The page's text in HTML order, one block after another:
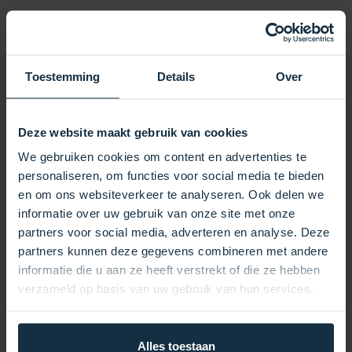
Toestemming Details Over
Deze website maakt gebruik van cookies
We gebruiken cookies om content en advertenties te
personaliseren, om functies voor social media te bieden
en om ons websiteverkeer te analyseren. Ook delen we
informatie over uw gebruik van onze site met onze
partners voor social media, adverteren en analyse. Deze
partners kunnen deze gegevens combineren met andere
informatie die u aan ze heeft verstrekt of die ze hebben
verzameld op basis van uw gebruik van hun services.
Alles toestaan
Dieser Filter hat einen Außendurchmesser von
einen effizienten Betrieb in Ihrem Spa-System. Die
2-Zoll-Gewindeunterseite für eine feste und
sichere Befestigung sorgt.
Die Filterkartusche SC731 ist ein vielseitiger Filter,
der durch verschiedene Filtertypen ersetzt werden
kann, darunter Darlly 60606/SC731, Unicel 6CH-
959, Pleatco PJP60-F2S, Filbur FC-2715 und
Jacuzzi 2000-286/20086-001/2000-498. Dies
macht ihn zur idealen Wahl für Spa-Besitzer, die
nach einer zuverlässigen und effizienten
Ein ordnungsgemäß funktionierender Filter ist